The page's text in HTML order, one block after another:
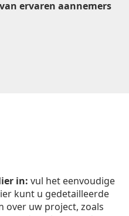
ervaren aannemers
in: vul het eenvoudige
kunt u gedetailleerde
over uw project, zoals